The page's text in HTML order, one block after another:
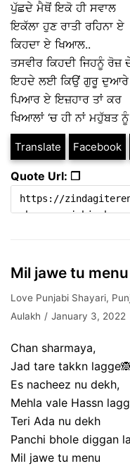
ਪੁੱਛਦੇ ਮੈਥੋਂ ਇਕੋ ਹੀ ਸਵਾਲ
ਇਕੱਲਾ ਹੁਣ ਰਾਤੀ ਰਹਿਨਾ ਏ
ਕਿਹਦਾ ਏ ਖਿਆਲ..
ਤਸਵੀਰ ਕਿਹਦੀ ਜਿਹਨੂੰ ਰੋਜ਼
ਇਹਦੇ ਲਈ ਕਿਉਂ ਗੁਰੂ ਦੁਆਰੇ
ਪਿਆਰ ਏ ਇਜ਼ਹਾਰ ਤਾਂ ਕਰ
ਖਿਆਲਾਂ ‘ਚ ਹੀ ਨਾਂ ਮਹੁੱਬਤ
Translate Facebook
Quote Url: ❐
Mil jawe tu
Love Punjabi Shayari,
Aulakh
January 3, 2022
Chan sharmaya,
Jad tare takkn
Es nacheez nu dekh,
Mehla vale Hassn
Teri Ada nu dekh
Panchi bhole diggan
Mil jawe tu menu